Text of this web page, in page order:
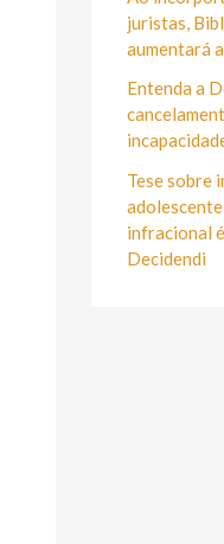
r
juristas,
aumentará
Entenda a
Tese sobre
infracional
Decidendi